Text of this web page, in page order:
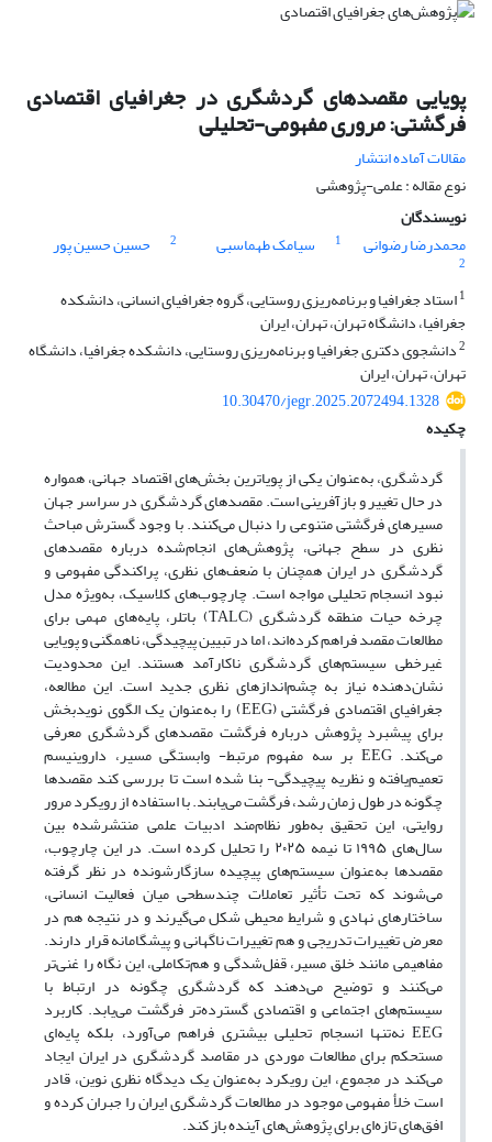
پویایی مقصدهای گردشگری در جغرافیای اقتصادی
فرگشتی: مروری مفهومی-تحلیلی
مقالات آماده انتشار
نوع مقاله : علمی-پژوهشی
نویسندگان
محمدرضا رضوانی
1 سیامک طهماسبی 2 حسین حسین پور
2
1استاد جغرافیا و برنامه‌ریزی روستایی، گروه جغرافیای انسانی، دانشکده
جغرافیا، دانشگاه تهران، تهران، ایران
2دانشجوی دکتری جغرافیا و برنامه‌ریزی روستایی، دانشکده جغرافیا، دانشگاه
تهران، تهران، ایران
10.30470/jegr.2025.2072494.1328
چکیده
گردشگری، به‌عنوان یکی از پویاترین بخش‌های اقتصاد جهانی، همواره
در حال تغییر و بازآفرینی است. مقصدهای گردشگری در سراسر جهان
مسیرهای فرگشتی متنوعی را دنبال می‌کنند. با وجود گسترش مباحث
نظری در سطح جهانی، پژوهش‌های انجام‌شده درباره مقصدهای
گردشگری در ایران همچنان با ضعف‌های نظری، پراکندگی مفهومی و
نبود انسجام تحلیلی مواجه است. چارچوب‌های کلاسیک، به‌ویژه مدل
چرخه حیات منطقه گردشگری (TALC) باتلر، پایه‌های مهمی برای
مطالعات مقصد فراهم کرده‌اند، اما در تبیین پیچیدگی، ناهمگنی و پویایی
غیرخطی سیستم‌های گردشگری ناکارآمد هستند. این محدودیت
نشان‌دهنده نیاز به چشم‌اندازهای نظری جدید است. این مطالعه،
جغرافیای اقتصادی فرگشتی (EEG) را به‌عنوان یک الگوی نویدبخش
برای پیشبرد پژوهش درباره فرگشت مقصدهای گردشگری معرفی
می‌کند. EEG بر سه مفهوم مرتبط- وابستگی مسیر، داروینیسم
تعمیم‌یافته و نظریه پیچیدگی- بنا شده است تا بررسی کند مقصدها
چگونه در طول زمان رشد، فرگشت می‌یابند. با استفاده از رویکرد مرور
روایتی، این تحقیق به‌طور نظام‌مند ادبیات علمی منتشرشده بین
سال‌های ۱۹۹۵ تا نیمه ۲۰۲۵ را تحلیل کرده است. در این چارچوب،
مقصدها به‌عنوان سیستم‌های پیچیده سازگارشونده در نظر گرفته
می‌شوند که تحت تأثیر تعاملات چندسطحی میان فعالیت انسانی،
ساختارهای نهادی و شرایط محیطی شکل می‌گیرند و در نتیجه هم در
معرض تغییرات تدریجی و هم تغییرات ناگهانی و پیشگامانه قرار دارند.
مفاهیمی مانند خلق مسیر، قفل‌شدگی و هم‌تکاملی، این نگاه را غنی‌تر
می‌کنند و توضیح می‌دهند که گردشگری چگونه در ارتباط با
سیستم‌های اجتماعی و اقتصادی گسترده‌تر فرگشت می‌یابد. کاربرد
EEG نه‌تنها انسجام تحلیلی بیشتری فراهم می‌آورد، بلکه پایه‌ای
مستحکم برای مطالعات موردی در مقاصد گردشگری در ایران ایجاد
می‌کند در مجموع، این رویکرد به‌عنوان یک دیدگاه نظری نوین، قادر
است خلأ مفهومی موجود در مطالعات گردشگری ایران را جبران کرده و
افق‌های تازه‌ای برای پژوهش‌های آینده باز کند.